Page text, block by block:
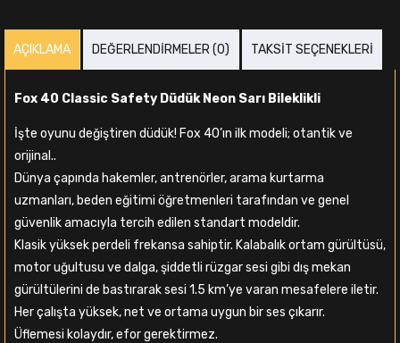
AÇIKLAMA DEĞERLENDIRMELER (0) TAKSIT SEÇENEKLERI
Fox 40 Classic Safety Düdük Neon Sarı Bileklikli
İşte oyunu değiştiren düdük! Fox 40’ın ilk modeli; otantik ve
orijinal..
Dünya çapında hakemler, antrenörler, arama kurtarma
uzmanları, beden eğitimi öğretmenleri tarafından ve genel
güvenlik amacıyla tercih edilen standart modeldir.
Klasik yüksek perdeli frekansa sahiptir. Kalabalık ortam gürültüsü,
motor uğultusu ve dalga, şiddetli rüzgar sesi gibi dış mekan
gürültülerini de bastırarak sesi 1.5 km’ye varan mesafelere iletir.
Her çalışta yüksek, net ve ortama uygun bir ses çıkarır.
Üflemesi kolaydır, efor gerektirmez.